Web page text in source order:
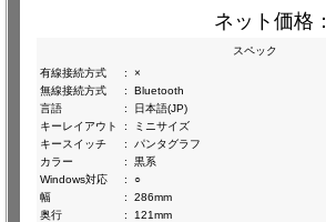
ネット価格：
スペック
有線接続方式
:
×
無線接続方式
:
Bluetooth
言語
:
日本語(JP)
キーレイアウト
:
ミニサイズ
キースイッチ
:
パンタグラフ
カラー
:
黒系
Windows対応
:
○
幅
:
286mm
奥行
:
121mm